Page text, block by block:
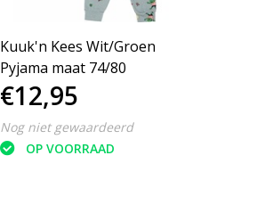
Kuuk'n Kees Wit/Groen
Pyjama maat 74/80
€12,95
Nog niet gewaardeerd
OP VOORRAAD